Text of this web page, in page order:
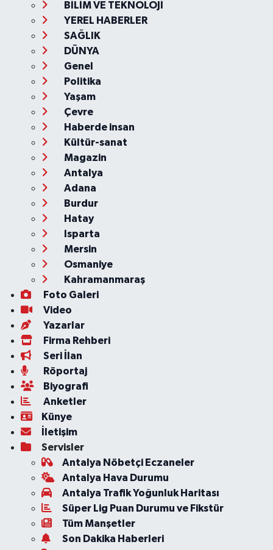
BİLİM VE TEKNOLOJİ
YEREL HABERLER
SAĞLIK
DÜNYA
Genel
Politika
Yaşam
Çevre
Haberde insan
Kültür-sanat
Magazin
Antalya
Adana
Burdur
Hatay
Isparta
Mersin
Osmaniye
Kahramanmaraş
Foto Galeri
Video
Yazarlar
Firma Rehberi
Seri İlan
Röportaj
Biyografi
Anketler
Künye
İletişim
Servisler
Antalya Nöbetçi Eczaneler
Antalya Hava Durumu
Antalya Trafik Yoğunluk Haritası
Süper Lig Puan Durumu ve Fikstür
Tüm Manşetler
Son Dakika Haberleri